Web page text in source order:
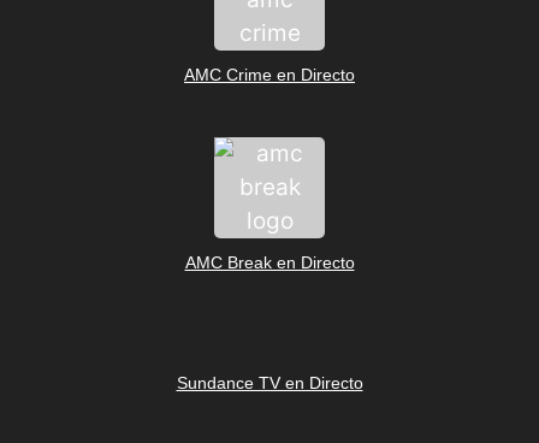
AMC Crime en Directo
AMC Break en Directo
Sundance TV en Directo